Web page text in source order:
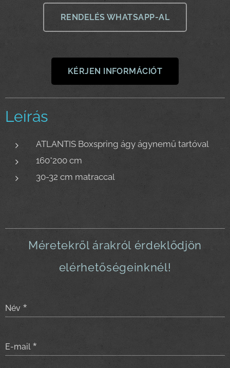
RENDELÉS WHATSAPP-AL
KÉRJEN INFORMÁCIÓT
Leírás
ATLANTIS Boxspring ágy ágynemű tartóval
160*200 cm
30-32 cm matraccal
Méretekről árakról érdeklődjön
elérhetőségeinknél!
Név
E-mail